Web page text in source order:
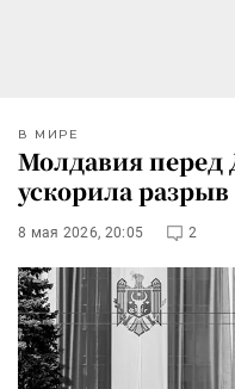
В МИРЕ
Молдавия
ускорила
8 мая 2026, 20:05 2